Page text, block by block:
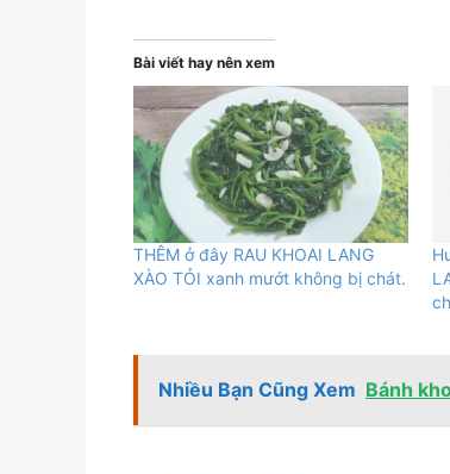
Bài viết hay nên xem
THÊM ở đây RAU KHOAI LANG
XÀO TỎI xanh mướt không bị chát.
Nhiều Bạn Cũng Xem Bánh